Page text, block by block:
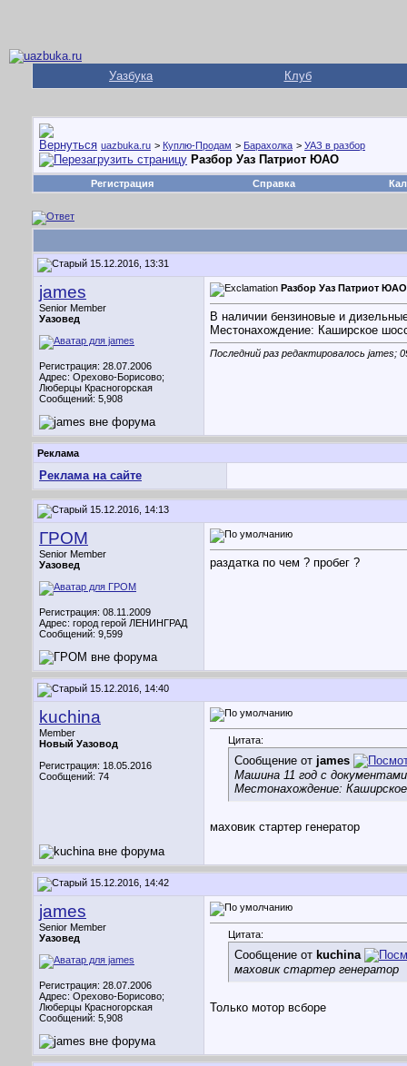
Уазбука Клуб
uazbuka.ru > Куплю-Продам > Барахолка > УАЗ в разбор
Разбор Уаз Патриот ЮАО
Регистрация Справка
15.12.2016, 13:31
james
Senior Member
Уазовед
Регистрация: 28.07.2006
Адрес: Орехово-Борисово;
Люберцы Красногорская
Сообщений: 5,908
Разбор Уаз Патриот ЮАО
В наличии бензиновые и
Местонахождение: Каширское
Последний раз редактировалось james;
Реклама
Реклама на сайте
15.12.2016, 14:13
ГРОМ
Senior Member
Уазовед
Регистрация: 08.11.2009
Адрес: город герой ЛЕНИНГРАД
Сообщений: 9,599
раздатка по чем ? пробег ?
15.12.2016, 14:40
kuchina
Member
Новый Уазовод
Регистрация: 18.05.2016
Сообщений: 74
Цитата:
Сообщение от james
Машина 11 год с документами
Местонахождение:
маховик стартер генератор
15.12.2016, 14:42
james
Senior Member
Уазовед
Регистрация: 28.07.2006
Адрес: Орехово-Борисово;
Люберцы Красногорская
Сообщений: 5,908
Цитата:
Сообщение от kuchina
маховик стартер генератор
Только мотор всборе